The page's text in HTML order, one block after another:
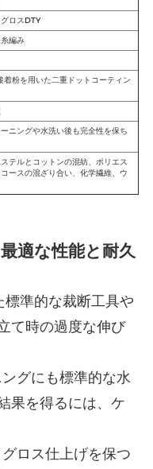
ロスDTY
編み
着粉を用いた二重ドットコーティン
ーニングや水洗い後も完全性を保ち
テルとコットンの混紡、ポリエス
ースの混ざり合い、化学繊維、ウ
適な性能と耐久
標準的な裁断工具や
て時の過度な伸び
グにも標準的な水
果を得るには、ケ
ロス仕上げを保つ